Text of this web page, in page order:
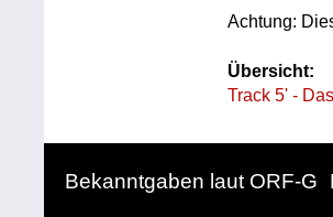
Achtung:
Übersicht:
Track 5' -
Bekanntgaben laut ORF-G